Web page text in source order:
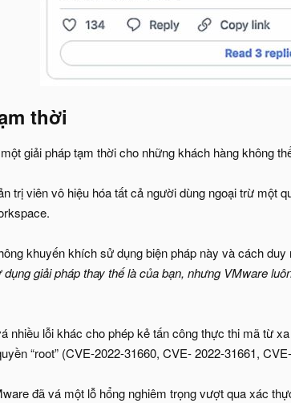
thời​
giải pháp tạm thời cho những khách hàng không
trị viên vô hiệu hóa tất cả người dùng ngoại trừ một
khuyến khích sử dụng biện pháp này và cách
giải pháp thay thế là của bạn, nhưng VMware
nhiều lỗi khác cho phép kẻ tấn công thực thi mã từ
“root” (CVE-2022-31660, CVE- 2022-31661,
đã vá một lỗ hổng nghiêm trọng vượt qua xác